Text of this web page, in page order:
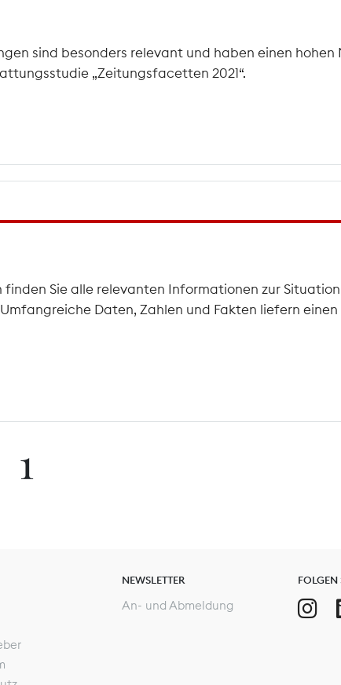
sind besonders relevant und haben einen
„Zeitungsfacetten 2021“.
Sie alle relevanten Informationen zur
Daten, Zahlen und Fakten liefern
1
NEWSLETTER
An- und Abmeldung
FOLGEN